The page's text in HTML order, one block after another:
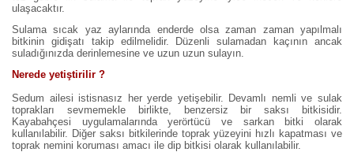
ulaşacaktır.
Sulama sıcak yaz aylarında enderde olsa zaman zaman yapılmalı
bitkinin gidişatı takip edilmelidir. Düzenli sulamadan kaçının ancak
suladığınızda derinlemesine ve uzun uzun sulayın.
Nerede yetiştirilir ?
Sedum ailesi istisnasız her yerde yetişebilir. Devamlı nemli ve sulak
toprakları sevmemekle birlikte, benzersiz bir saksı bitkisidir.
Kayabahçesi uygulamalarında yerörtücü ve sarkan bitki olarak
kullanılabilir. Diğer saksı bitkilerinde toprak yüzeyini hızlı kapatması ve
toprak nemini koruması amacı ile dip bitkisi olarak kullanılabilir.